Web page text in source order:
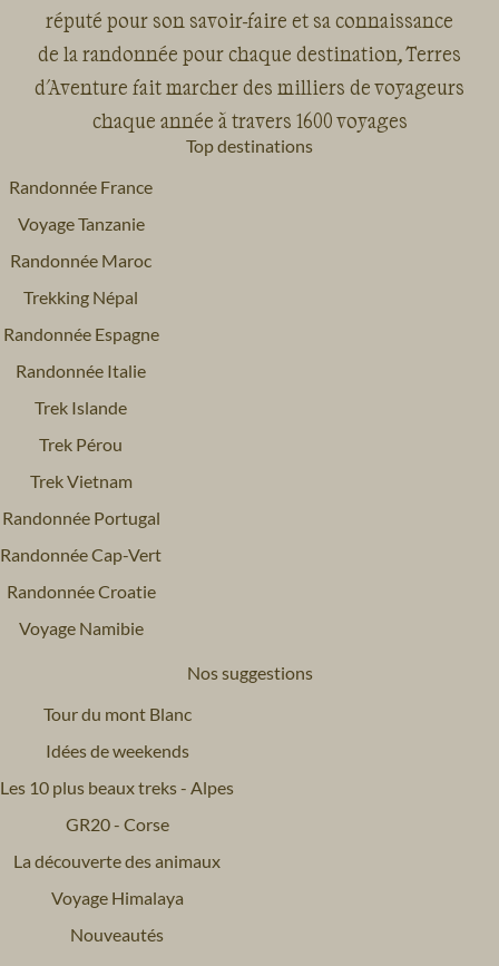
réputé pour son savoir-faire et sa connaissance
de la randonnée pour chaque destination, Terres
d'Aventure fait marcher des milliers de voyageurs
chaque année à travers 1600 voyages
Top destinations
Randonnée France
Voyage Tanzanie
Randonnée Maroc
Trekking Népal
Randonnée Espagne
Randonnée Italie
Trek Islande
Trek Pérou
Trek Vietnam
Randonnée Portugal
Randonnée Cap-Vert
Randonnée Croatie
Voyage Namibie
Nos suggestions
Tour du mont Blanc
Idées de weekends
Les 10 plus beaux treks - Alpes
GR20 - Corse
La découverte des animaux
Voyage Himalaya
Nouveautés